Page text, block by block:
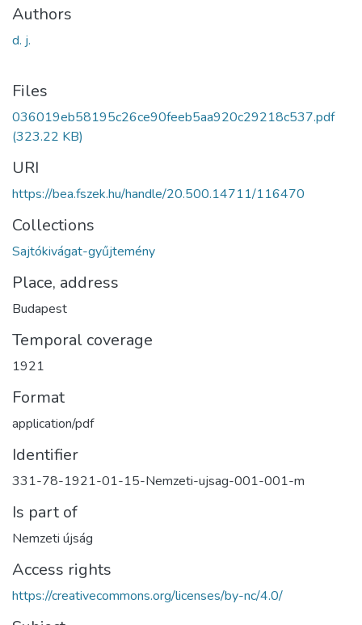
Authors
d. j.
Files
036019eb58195c26ce90feeb5aa920c29218c537.pdf
(323.22 KB)
URI
https://bea.fszek.hu/handle/20.500.14711/116470
Collections
Sajtókivágat-gyűjtemény
Place, address
Budapest
Temporal coverage
1921
Format
application/pdf
Identifier
331-78-1921-01-15-Nemzeti-ujsag-001-001-m
Is part of
Nemzeti újság
Access rights
https://creativecommons.org/licenses/by-nc/4.0/